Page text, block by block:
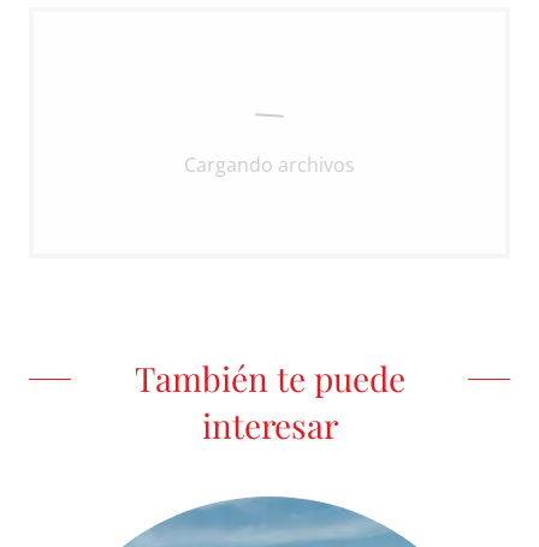
Cargando archivos
También te puede
interesar